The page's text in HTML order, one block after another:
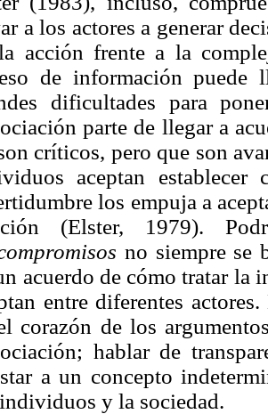
a los actores a generar
acción frente a la
de información puede
dificultades para
parte de llegar a
críticos, pero que son
aceptan
los empuja a
(Elster, 1979).
no siempre se
acuerdo de cómo tratar la
entre diferentes
corazón de los
hablar de
a un concepto
y la sociedad.